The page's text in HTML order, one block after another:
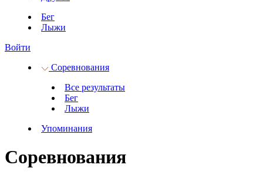
Бег
Лыжи
Войти
Соревнования
Все результаты
Бег
Лыжи
Упоминания
Соревнования